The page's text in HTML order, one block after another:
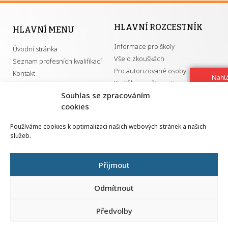
Souhlas se zpracováním
cookies
Používáme cookies k optimalizaci našich webových stránek a našich
služeb.
Přijmout
Odmítnout
Předvolby
HLAVNÍ MENU
Úvodní stránka
Seznam profesních kvalifikací
Kontakt
HLAVNÍ ROZCESTNÍK
Informace pro školy
Vše o zkouškách
Pro autorizované osoby
Kvalifikace a živnosti
GDPR
Národní pedagogický institut ČR
Senovážné náměstí 25
110 00 Praha 1